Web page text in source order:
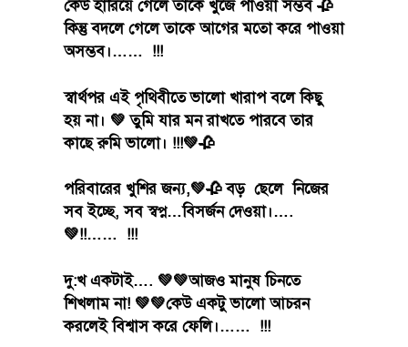
কেউ হারিয়ে গেলে তাকে খুঁজে পাওয়া সম্ভব 🥀
কিন্তু বদলে গেলে তাকে আগের মতো করে পাওয়া
অসম্ভব।…… !!!
স্বার্থপর এই পৃথিবীতে ভালো খারাপ বলে কিছু
হয় না। 💚 তুমি যার মন রাখতে পারবে তার
কাছে রুমি ভালো। !!!💚🥀
পরিবারের খুশির জন্য,💚🥀 বড় ছেলে নিজের
সব ইচ্ছে, সব স্বপ্ন…বিসর্জন দেওয়া।….
💚!!…… !!!
দু:খ একটাই…. 💚💚আজও মানুষ চিনতে
শিখলাম না! 💚💚কেউ একটু ভালো আচরন
করলেই বিশ্বাস করে ফেলি।…… !!!